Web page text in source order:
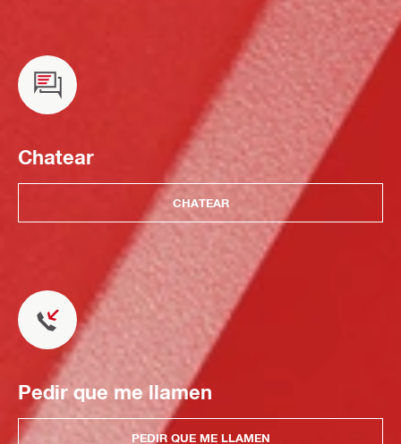
Chatear
CHATEAR
Pedir que me llamen
PEDIR QUE ME LLAMEN